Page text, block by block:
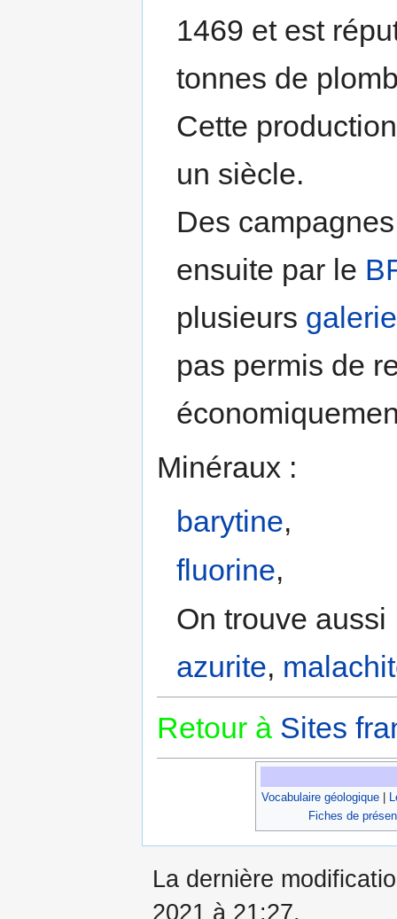
1469 et est
tonnes de
Cette
un siècle.
Des
ensuite par le
plusieurs
pas permis de
Minéraux :
barytine,
fluorine,
On trouve
azurite,
Retour à Sites
Vocabulaire géologique|
Fiches de
La dernière
2021 à 21:27.